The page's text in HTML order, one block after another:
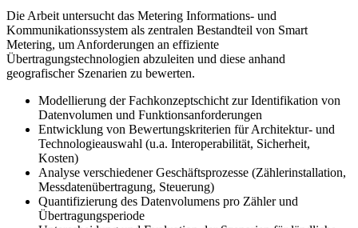
Die Arbeit untersucht das Metering Informations- und
Kommunikationssystem als zentralen Bestandteil von Smart
Metering, um Anforderungen an effiziente
Übertragungstechnologien abzuleiten und diese anhand
geografischer Szenarien zu bewerten.
Modellierung der Fachkonzeptschicht zur Identifikation von
Datenvolumen und Funktionsanforderungen
Entwicklung von Bewertungskriterien für Architektur- und
Technologieauswahl (u.a. Interoperabilität, Sicherheit,
Kosten)
Analyse verschiedener Geschäftsprozesse (Zählerinstallation,
Messdatenübertragung, Steuerung)
Quantifizierung des Datenvolumens pro Zähler und
Übertragungsperiode